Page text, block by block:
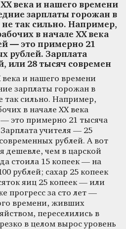
века и нашего времени
зарплаты горожан в
так сильно. Например,
в начале ХХ века
— это примерно 21
рублей. Зарплата
или 28 тысяч современ
века и нашего времени
зарплаты горожан в
так сильно. Например,
в начале ХХ века
— это примерно 21 тысяча
учителя — 25
рублей. А вот
дешевле, чем в царской
стоила 15 копеек — на
рублей; сахар 25 копеек
яиц 25 копеек — или
прогресс за сто лет —
времени, живших
переселились в
в целом вырос уровень